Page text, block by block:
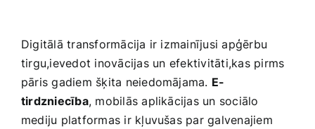
Digitālā‌ transformācija ir izmainījusi ‌apģērbu
tirgu,ievedot inovācijas un⁣ efektivitāti,kas pirms
pāris gadiem šķita neiedomājama. E-
tirdzniecība,‍ mobilās aplikācijas‌ un sociālo
mediju platformas ir kļuvušas par galvenajiem‍